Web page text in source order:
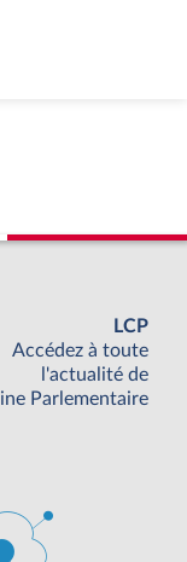
LCP
Accédez à toute
l'actualité de
Parlementaire